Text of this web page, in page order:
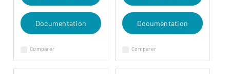
Comparer
Documentation
Comparer
Documentation